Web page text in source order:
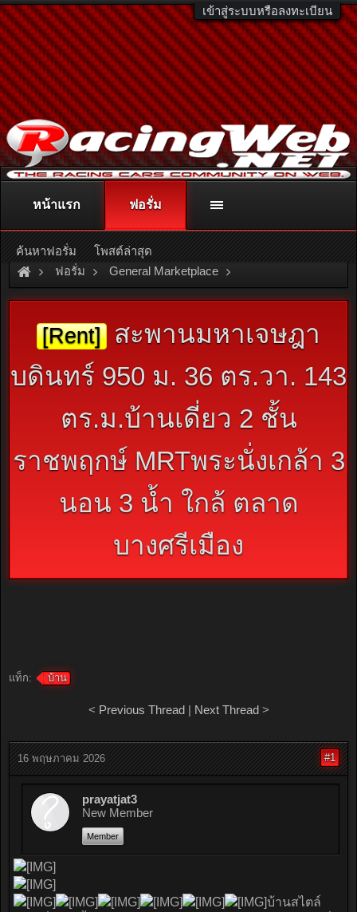
เข้าสู่ระบบหรือลงทะเบียน
ติดต่อลงโฆษณา racingweb@gmail.comหรือโทร. 081-811-1138
หรืออ่านรายละเอียดเพิ่มเติม คลิกที่นี่
ฟอรั่ม General Marketplace
สินค้าทั่วไป ไม่มีหมวดหมู่
[Rent] สะพานมหาเจษฎา
บดินทร์ 950 ม. 36 ตร.วา. 143
ตร.ม.บ้านเดี่ยว 2 ชั้น
ราชพฤกษ์ MRTพระนั่งเกล้า 3
นอน 3 น้ำ ใกล้ ตลาด
บางศรีเมือง
แท็ก: บ้าน
< Previous Thread| Next Thread>
16 พฤษภาคม 2026 #1
prayatjat3
New Member
Member
บ้านสไตล์
หน้าแรก ฟอรั่ม
ค้นหาฟอรั่ม โพสต์ล่าสุด